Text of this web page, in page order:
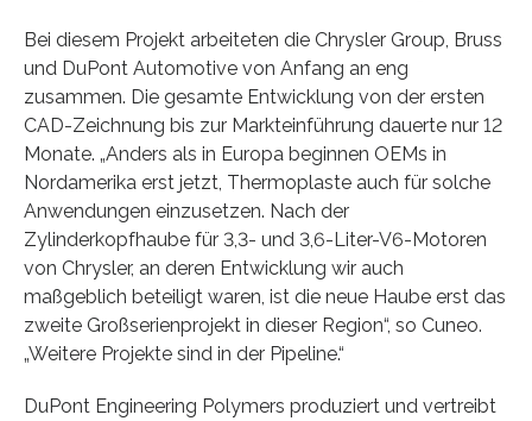
Bei diesem Projekt arbeiteten die Chrysler Group, Bruss
und DuPont Automotive von Anfang an eng
zusammen. Die gesamte Entwicklung von der ersten
CAD-Zeichnung bis zur Markteinführung dauerte nur 12
Monate. „Anders als in Europa beginnen OEMs in
Nordamerika erst jetzt, Thermoplaste auch für solche
Anwendungen einzusetzen. Nach der
Zylinderkopfhaube für 3,3- und 3,6-Liter-V6-Motoren
von Chrysler, an deren Entwicklung wir auch
maßgeblich beteiligt waren, ist die neue Haube erst das
zweite Großserienprojekt in dieser Region“, so Cuneo.
„Weitere Projekte sind in der Pipeline.“
DuPont Engineering Polymers produziert und vertreibt